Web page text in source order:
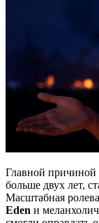
Главной причиной
больше двух лет,
Масштабная
Eden и